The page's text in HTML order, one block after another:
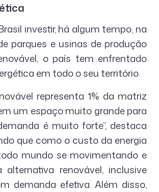
investir, há algum tempo, na
parques e usinas de produção
o país tem enfrentado
em todo o seu território.
representa 1% da matriz
um espaço muito grande para
é muito forte”, destaca
que como o custo da energia
mundo se movimentando e
alternativa renovável, inclusive
demanda efetiva. Além disso,